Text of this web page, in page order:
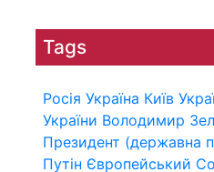
Tags
Росія Україна Київ
України Володимир
Президент (державна
Путін Європейський